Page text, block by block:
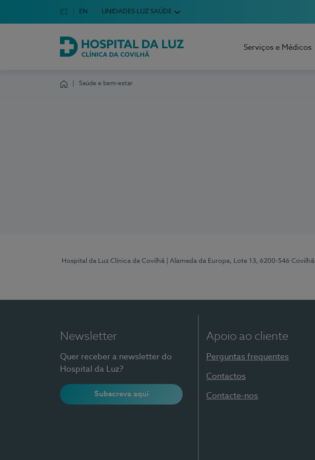
Escolha o seu idioma
Idioma em Português
PT English Language
EN UNIDADES LUZ SAÚDE
Hospital da Luz Clínica da Covilhã
Serviços e Médicos
Saúde e bem-estar
Hospital da Luz Clínica da Covilhã | Alameda da Europa, Lote 13, 6200-546 Covilhã
Newsletter
Quer receber a newsletter do
Hospital da Luz?
Subscreva aqui
Apoio ao cliente
Perguntas frequentes
Contactos
Contacte-nos